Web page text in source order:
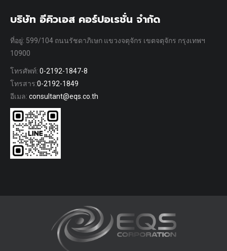
บริษัท อีคิวเอส คอร์ปอเรชั่น จำกัด
ที่อยู่: 599/104 ถนนรัชดาภิเษก แขวงจตุจักร เขตจตุจักร กรุงเทพฯ
10900
โทรศัพท์: 0-2192-1847-8
โทรสาร:0-2192-1849
อีเมล: consultant@eqs.co.th